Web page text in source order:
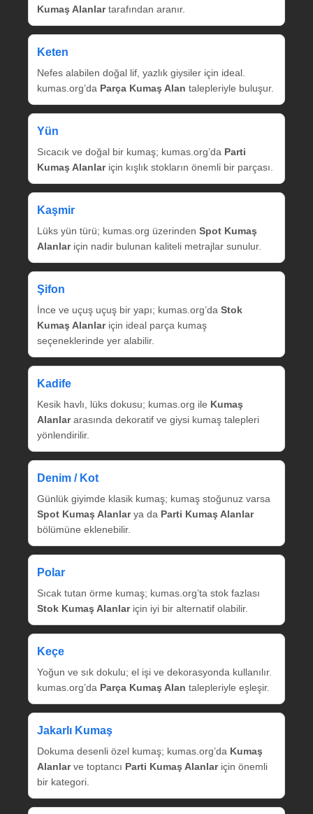
Kumaş Alanlartarafından aranır.
Keten
Nefes alabilen doğal lif, yazlık giysiler için ideal.
kumas.org’da Parça Kumaş Alan talepleriyle buluşur.
Yün
Sıcacık ve doğal bir kumaş; kumas.org’da Parti
Kumaş Alanlariçin kışlık stokların önemli bir parçası.
Kaşmir
Lüks yün türü; kumas.org üzerinden Spot Kumaş
Alanlariçin nadir bulunan kaliteli metrajlar sunulur.
Şifon
İnce ve uçuş uçuş bir yapı; kumas.org’da Stok
Kumaş Alanlariçin ideal parça kumaş
seçeneklerinde yer alabilir.
Kadife
Kesik havlı, lüks dokusu; kumas.org ile Kumaş
Alanlararasında dekoratif ve giysi kumaş talepleri
yönlendirilir.
Denim / Kot
Günlük giyimde klasik kumaş; kumaş stoğunuz varsa
Spot Kumaş Alanlarya da Parti Kumaş Alanlar
bölümüne eklenebilir.
Polar
Sıcak tutan örme kumaş; kumas.org’ta stok fazlası
Stok Kumaş Alanlariçin iyi bir alternatif olabilir.
Keçe
Yoğun ve sık dokulu; el işi ve dekorasyonda kullanılır.
kumas.org’da Parça Kumaş Alan talepleriyle eşleşir.
Jakarlı Kumaş
Dokuma desenli özel kumaş; kumas.org’da Kumaş
Alanlarve toptancı Parti Kumaş Alanlariçin önemli
bir kategori.